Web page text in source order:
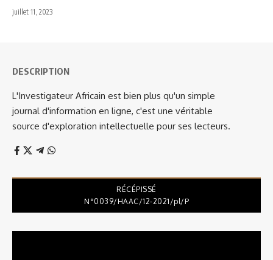
juillet 11, 2023
DESCRIPTION
L'Investigateur Africain est bien plus qu'un simple
journal d'information en ligne, c'est une véritable
source d'exploration intellectuelle pour ses lecteurs.
RÉCÉPISSÉ
N°0039/HAAC/12-2021/pl/P